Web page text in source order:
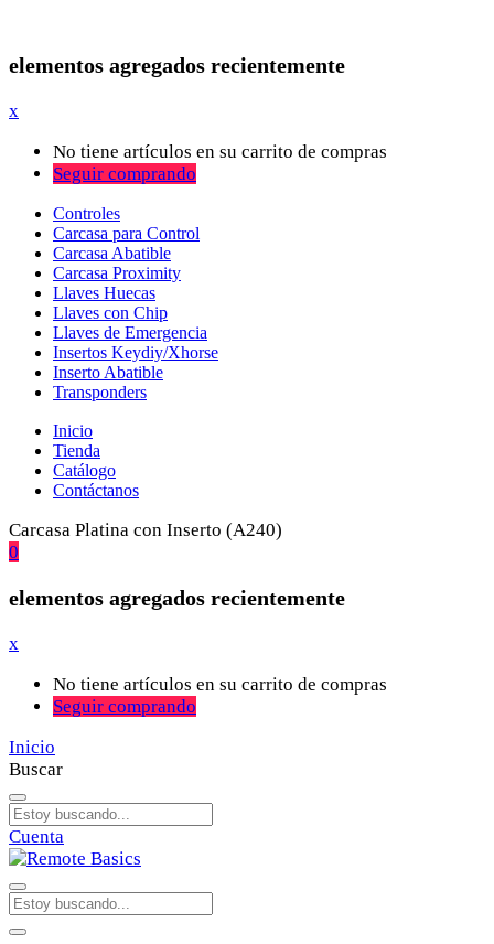
elementos agregados recientemente
x
No tiene artículos en su carrito de compras
Seguir comprando
Controles
Carcasa para Control
Carcasa Abatible
Carcasa Proximity
Llaves Huecas
Llaves con Chip
Llaves de Emergencia
Insertos Keydiy/Xhorse
Inserto Abatible
Transponders
Inicio
Tienda
Catálogo
Contáctanos
Carcasa Platina con Inserto (A240)
0
elementos agregados recientemente
x
No tiene artículos en su carrito de compras
Seguir comprando
Inicio
Buscar
Cuenta